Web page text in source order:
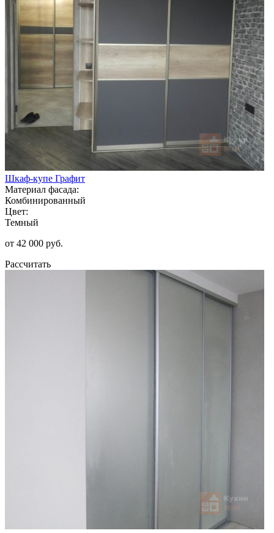
Шкаф-купе Графит
Материал фасада:
Комбинированный
Цвет:
Темный
от 42 000 руб.
Рассчитать